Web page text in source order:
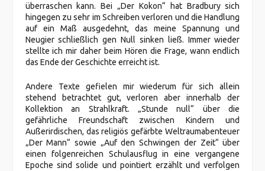
überraschen kann. Bei „Der Kokon“ hat Bradbury sich
hingegen zu sehr im Schreiben verloren und die Handlung
auf ein Maß ausgedehnt, das meine Spannung und
Neugier schließlich gen Null sinken ließ. Immer wieder
stellte ich mir daher beim Hören die Frage, wann endlich
das Ende der Geschichte erreicht ist.
Andere Texte gefielen mir wiederum für sich allein
stehend betrachtet gut, verloren aber innerhalb der
Kollektion an Strahlkraft. „Stunde null“ über die
gefährliche Freundschaft zwischen Kindern und
Außerirdischen, das religiös gefärbte Weltraumabenteuer
„Der Mann“ sowie „Auf den Schwingen der Zeit“ über
einen folgenreichen Schulausflug in eine vergangene
Epoche sind solide und pointiert erzählt und verfolgen